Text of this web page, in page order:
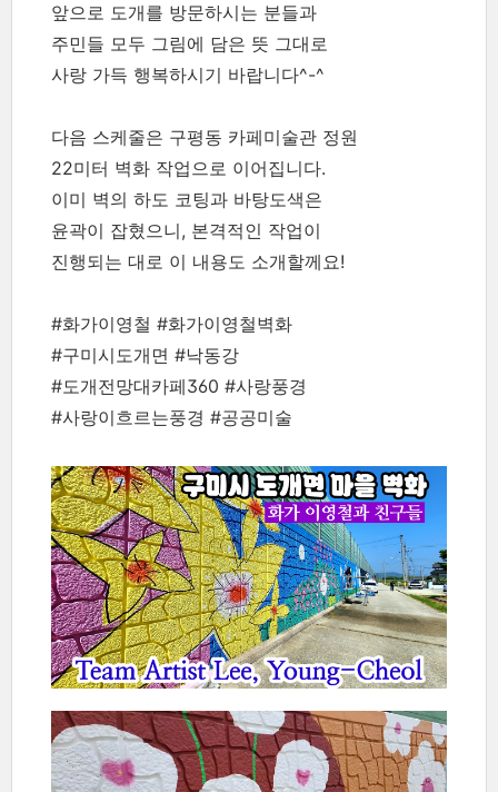
앞으로 도개를 방문하시는 분들과
주민들 모두 그림에 담은 뜻 그대로
사랑 가득 행복하시기 바랍니다^-^
다음 스케줄은 구평동 카페미술관 정원
22미터 벽화 작업으로 이어집니다.
이미 벽의 하도 코팅과 바탕도색은
윤곽이 잡혔으니, 본격적인 작업이
진행되는 대로 이 내용도 소개할께요!
#화가이영철 #화가이영철벽화
#구미시도개면 #낙동강
#도개전망대카페360 #사랑풍경
#사랑이흐르는풍경 #공공미술